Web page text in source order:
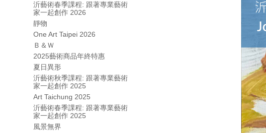
沂藝術春季課程: 跟著專業藝術
家一起創作 2026
靜物
One Art Taipei 2026
Ｂ＆Ｗ
2025藝術商品年終特惠
夏日異形
沂藝術秋季課程: 跟著專業藝術
家一起創作 2025
Art Taichung 2025
沂藝術春季課程: 跟著專業藝術
家一起創作 2025
風景無界